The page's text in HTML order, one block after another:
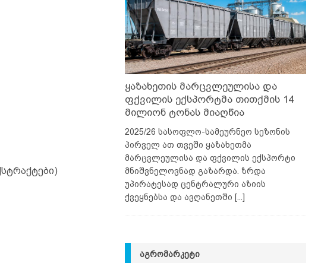
ყაზახეთის მარცვლეულისა და
ფქვილის ექსპორტმა თითქმის 14
მილიონ ტონას მიაღწია
2025/26 სასოფლო-სამეურნეო სეზონის
პირველ ათ თვეში ყაზახეთმა
მარცვლეულისა და ფქვილის ექსპორტი
მნიშვნელოვნად გაზარდა. ზრდა
უპირატესად ცენტრალური აზიის
ქვეყნებსა და ავღანეთში [...]
ᲐᲒᲠᲝᲛᲐᲠᲙᲔᲢᲘ